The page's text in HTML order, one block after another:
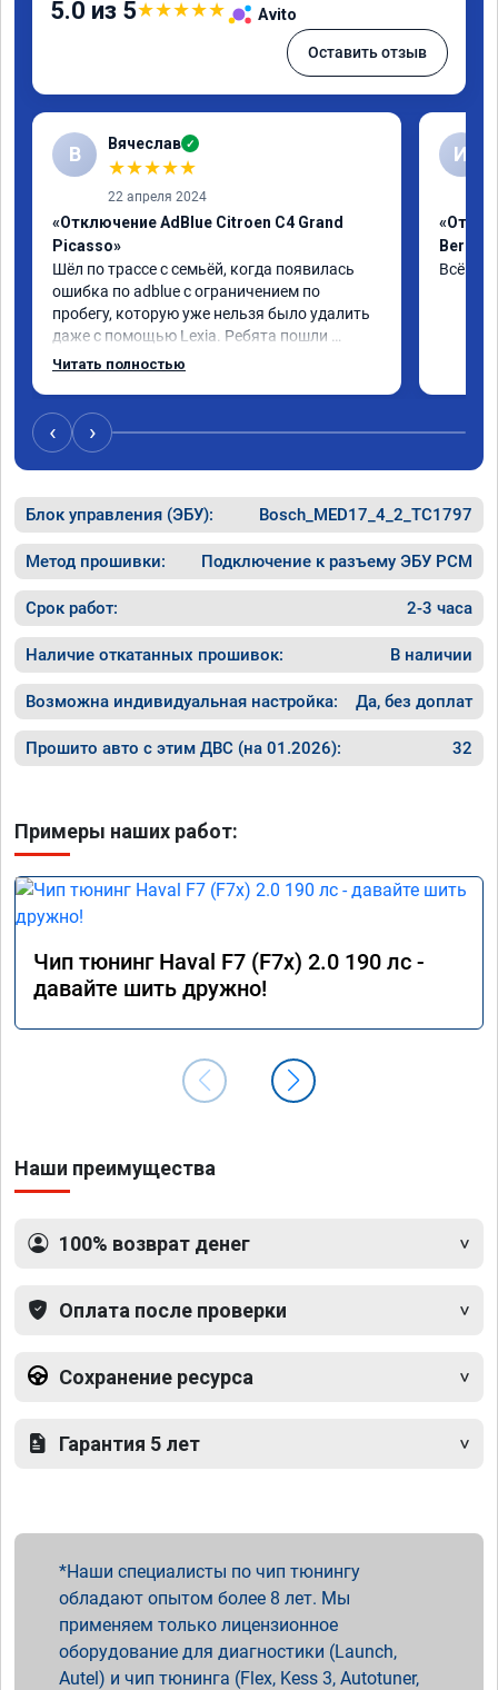
5.0 из 5★★★★★ Avito
Оставить отзыв
В Вячеслав ✓
★★★★★
22 апреля 2024
«Отключение AdBlue Citroen C4 Grand
Picasso»
Шёл по трассе с семьёй, когда появилась
ошибка по adblue с ограничением по
пробегу, которую уже нельзя было удалить
даже с помощью Lexia. Ребята пошли
навстречу, оперативно приняли и за час
Читать полностью
И
Всё
‹ ›
Блок управления (ЭБУ): Bosch_MED17_4_2_TC1797
Метод прошивки: Подключение к разъему ЭБУ PCM
Срок работ: 2-3 часа
Наличие откатанных прошивок: В наличии
Возможна индивидуальная настройка: Да, без доплат
Прошито авто с этим ДВС (на 01.2026): 32
Примеры наших работ:
Чип тюнинг Haval F7 (F7x) 2.0 190 лс -
давайте шить дружно!
Наши преимущества
100% возврат денег
Оплата после проверки
Сохранение ресурса
Гарантия 5 лет
Наши специалисты по чип тюнингу
обладают опытом более 8 лет. Мы
применяем только лицензионное
оборудование для диагностики (Launch,
Autel) и чип тюнинга (Flex, Kess 3, Autotuner,